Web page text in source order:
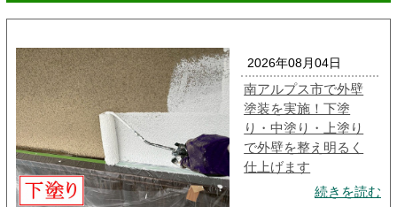
2026年08月04日
南アルプス市で外壁
塗装を実施！下塗
り・中塗り・上塗り
で外壁を整え明るく
仕上げます
続きを読む